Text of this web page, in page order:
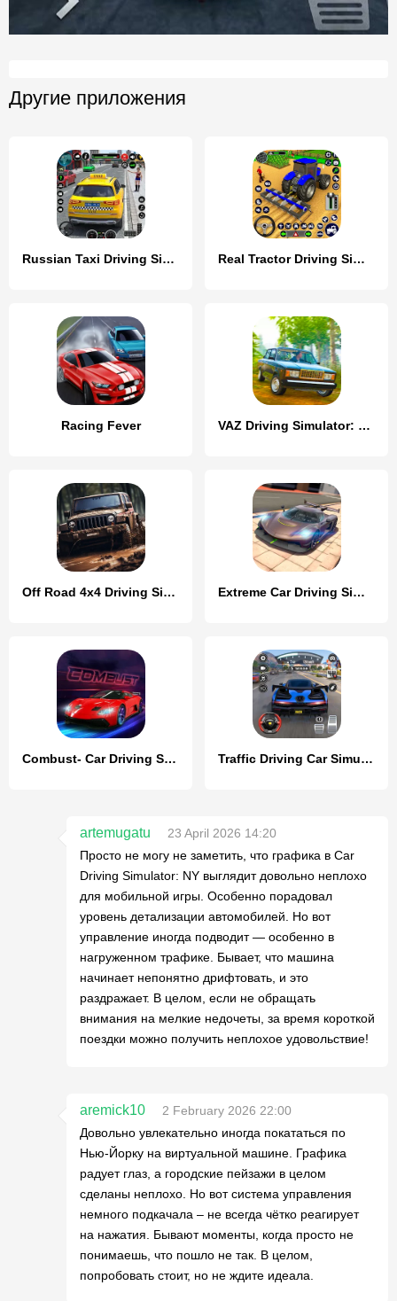
Другие приложения
Russian Taxi Driving Simulator Real Tractor Driving Simulator
Racing Fever VAZ Driving Simulator: LADA
Off Road 4x4 Driving Simulator Extreme Car Driving Simulator
Combust- Car Driving Simulator Traffic Driving Car Simulator
artemugatu
23 April 2026 14:20
Просто не могу не заметить, что графика в Car
Driving Simulator: NY выглядит довольно неплохо
для мобильной игры. Особенно порадовал
уровень детализации автомобилей. Но вот
управление иногда подводит — особенно в
нагруженном трафике. Бывает, что машина
начинает непонятно дрифтовать, и это
раздражает. В целом, если не обращать
внимания на мелкие недочеты, за время короткой
поездки можно получить неплохое удовольствие!
aremick10
2 February 2026 22:00
Довольно увлекательно иногда покататься по
Нью-Йорку на виртуальной машине. Графика
радует глаз, а городские пейзажи в целом
сделаны неплохо. Но вот система управления
немного подкачала – не всегда чётко реагирует
на нажатия. Бывают моменты, когда просто не
понимаешь, что пошло не так. В целом,
попробовать стоит, но не ждите идеала.